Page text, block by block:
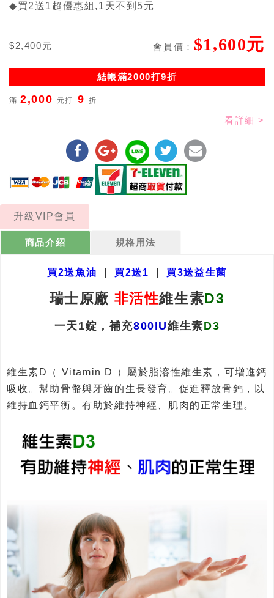
◆買2送1超優惠組,1天不到5元
$2,400元 會員價： $1,600元
結帳滿2000打9折
滿2,000 元打 9 折
看詳細 >
升級VIP會員
商品介紹 規格用法
買2送魚油 買2送1 買3送益生菌
瑞士原廠 非活性維生素D3
一天1錠，補充800IU維生素D3
維生素D（ Vitamin D ）屬於脂溶性維生素，可增進鈣
吸收。幫助骨骼與牙齒的生長發育。促進釋放骨鈣，以
維持血鈣平衡。有助於維持神經、肌肉的正常生理。